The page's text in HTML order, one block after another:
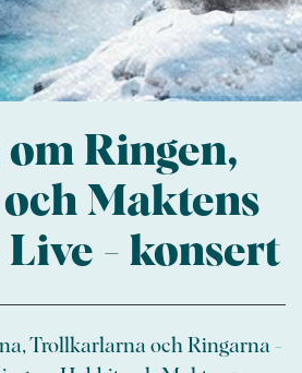
om Ringen,
Maktens
- konsert
Trollkarlarna och Ringarna -